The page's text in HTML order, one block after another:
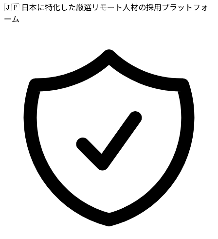
🇯🇵 日本に特化した厳選リモート人材の採用プラットフォ
ーム